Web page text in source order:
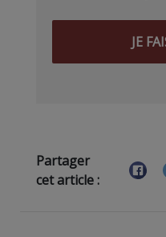
JE
Partager
cet article :